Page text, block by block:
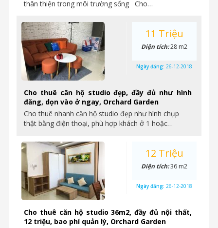
thân thiện trong môi trường sống Cho…
Cho thuê căn hộ studio đẹp, đầy đủ như hình
đăng, dọn vào ở ngay, Orchard Garden
Cho thuê nhanh căn hộ studio đẹp như hình chụp
thật bằng điện thoại, phù hợp khách ở 1 hoặc…
11 Triệu
Diện tích:28 m2
Ngày đăng: 26-12-2018
Cho thuê căn hộ studio 36m2, đầy đủ nội thất,
12 triệu, bao phí quản lý, Orchard Garden
12 Triệu
Diện tích:36 m2
Ngày đăng: 26-12-2018